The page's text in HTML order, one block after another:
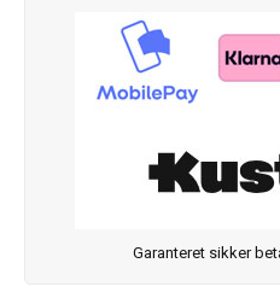
Garanteret sikker